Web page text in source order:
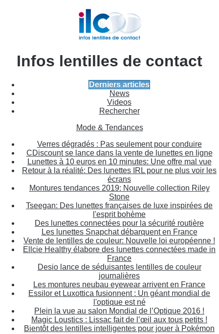
Infos lentilles de contact
Derniers articles
News
Videos
Rechercher
Mode & Tendances
Verres dégradés : Pas seulement pour conduire
CDiscount se lance dans la vente de lunettes en ligne
Lunettes à 10 euros en 10 minutes: Une offre mal vue
Retour à la réalité: Des lunettes IRL pour ne plus voir les
écrans
Montures tendances 2019: Nouvelle collection Riley
Stone
Tseegan: Des lunettes françaises de luxe inspirées de
l'esprit bohème
Des lunettes connectées pour la sécurité routière
Les lunettes Snapchat débarquent en France
Vente de lentilles de couleur: Nouvelle loi européenne !
Ellcie Healthy élabore des lunettes connectées made in
France
Desio lance de séduisantes lentilles de couleur
journalières
Les montures neubau eyewear arrivent en France
Essilor et Luxottica fusionnent : Un géant mondial de
l'optique est né
Plein la vue au salon Mondial de l’Optique 2016 !
Magic Loustics : Lissac fait de l’œil aux tous petits !
Bientôt des lentilles intelligentes pour jouer à Pokémon